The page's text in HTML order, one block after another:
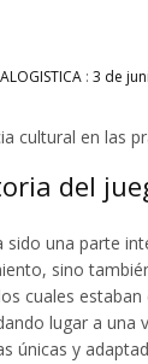
: 3 de
cultural en las
del
sido una parte
sino
cuales
lugar a una
únicas y